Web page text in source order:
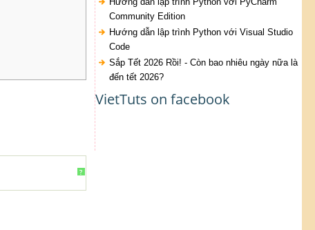
?
Community Edition
Hướng dẫn lập trình Python với Visual Studio
Code
Sắp Tết 2026 Rồi! - Còn bao nhiêu ngày nữa là
đến tết 2026?
VietTuts on facebook